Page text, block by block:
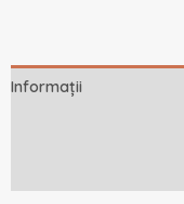
Informații